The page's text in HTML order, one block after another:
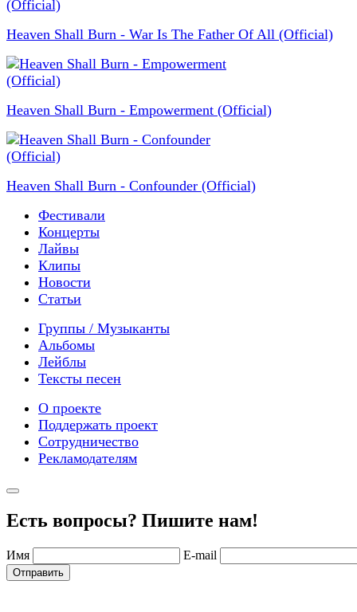
Heaven Shall Burn - War Is The Father Of All (Official)
Heaven Shall Burn - Empowerment (Official)
Heaven Shall Burn - Confounder (Official)
Фестивали
Концерты
Лайвы
Клипы
Новости
Статьи
Группы / Музыканты
Альбомы
Лейблы
Тексты песен
О проекте
Поддержать проект
Сотрудничество
Рекламодателям
Есть вопросы? Пишите нам!
Имя E-mail